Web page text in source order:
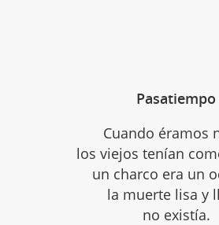
Pasatiempo
Cuando éramos
los viejos tenían
un charco era un
la muerte lisa y
no existía.